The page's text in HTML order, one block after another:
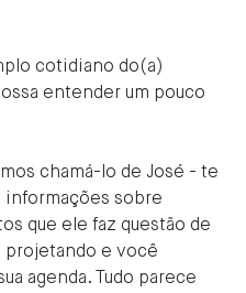
cotidiano do(a)
entender um pouco
chamá-lo de José - te
informações sobre
que ele faz questão de
projetando e você
agenda. Tudo parece